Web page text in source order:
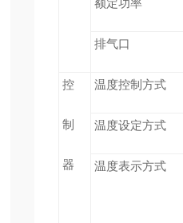
额定功率
排气口
控
制
器
温度控制方式
温度设定方式
温度表示方式